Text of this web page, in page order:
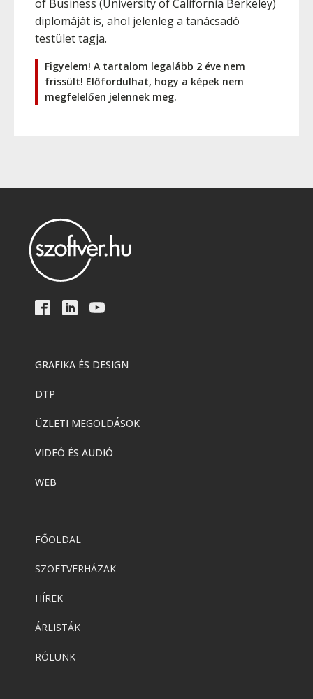
of Business (University of California Berkeley)
diplomáját is, ahol jelenleg a tanácsadó
testület tagja.
Figyelem! A tartalom legalább 2 éve nem
frissült! Előfordulhat, hogy a képek nem
megfelelően jelennek meg.
GRAFIKA ÉS DESIGN
DTP
ÜZLETI MEGOLDÁSOK
VIDEÓ ÉS AUDIÓ
WEB
FŐOLDAL
SZOFTVERHÁZAK
HÍREK
ÁRLISTÁK
RÓLUNK